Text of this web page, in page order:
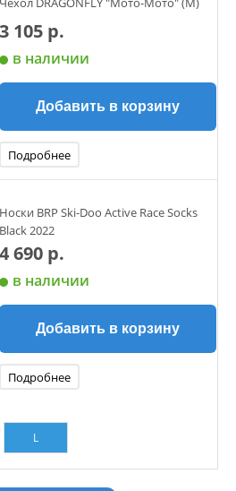
3 105 р.
в наличии
Добавить в корзину
Подробнее
Носки BRP Ski-Doo Active Race Socks
Black 2022
4 690 р.
в наличии
Добавить в корзину
Подробнее
L